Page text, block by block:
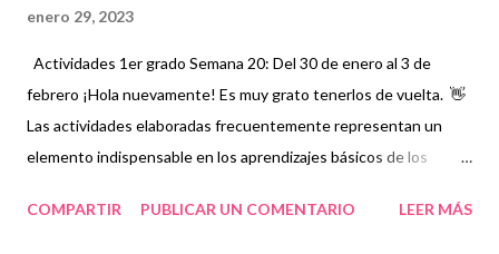
enero 29, 2023
Actividades 1er grado Semana 20: Del 30 de enero al 3 de
febrero ¡Hola nuevamente! Es muy grato tenerlos de vuelta. 👋
Las actividades elaboradas frecuentemente representan un
elemento indispensable en los aprendizajes básicos de los
terminan de entender en su totalidad, por ello es necesario
COMPARTIR PUBLICAR UN COMENTARIO LEER MÁS